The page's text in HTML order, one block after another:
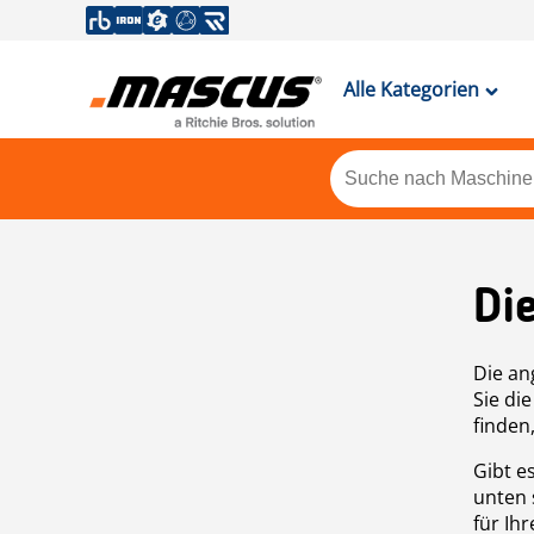
Alle Kategorien
Die
Sie
Gibt
unten
für